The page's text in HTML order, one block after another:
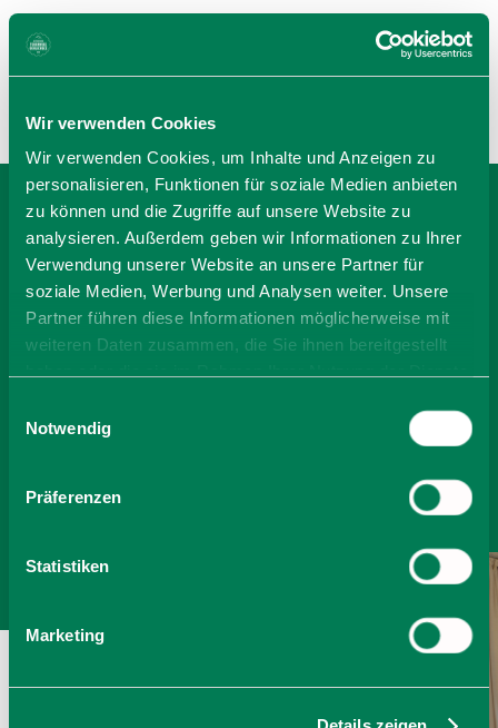
Wir verwenden Cookies
Wir verwenden Cookies, um Inhalte und Anzeigen zu
personalisieren, Funktionen für soziale Medien anbieten
zu können und die Zugriffe auf unsere Website zu
analysieren. Außerdem geben wir Informationen zu Ihrer
Verwendung unserer Website an unsere Partner für
soziale Medien, Werbung und Analysen weiter. Unsere
Partner führen diese Informationen möglicherweise mit
weiteren Daten zusammen, die Sie ihnen bereitgestellt
Cookies, wenn Sie unsere Webseite weiterhin nutzen.
Notwendig
Präferenzen
Statistiken
Marketing
BEI FERIENWOHNUNG
HOLZMÜLLER BUCHEN
Anzahl Personen